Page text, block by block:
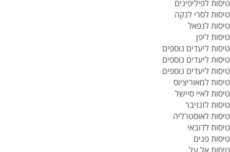
טיסות לפיליפינים
טיסות לסרי לנקה
טיסות לנפאל
טיסות ליפן
טיסות ליעדים נוספים
טיסות ליעדים נוספים
טיסות ליעדים נוספים
טיסות למאוריציוס
טיסות לאיי סיישל
טיסות לזנזיבר
טיסות לאוסטרליה
טיסות לדובאי
טיסות פנים